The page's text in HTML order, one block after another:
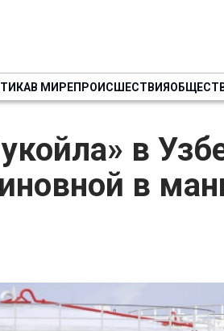
В МИРЕПРОИСШЕСТВИЯ
в
в